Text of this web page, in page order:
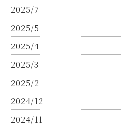
2025/7
2025/5
2025/4
2025/3
2025/2
2024/12
2024/11